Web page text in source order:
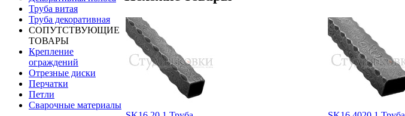
Труба витая
Труба декоративная
СОПУТСТВУЮЩИЕ
ТОВАРЫ
Крепление
ограждений
Отрезные диски
Перчатки
Петли
Сварочные материалы